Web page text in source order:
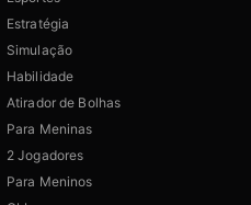
Estratégia
Simulação
Habilidade
Atirador de Bolhas
Para Meninas
2 Jogadores
Para Meninos